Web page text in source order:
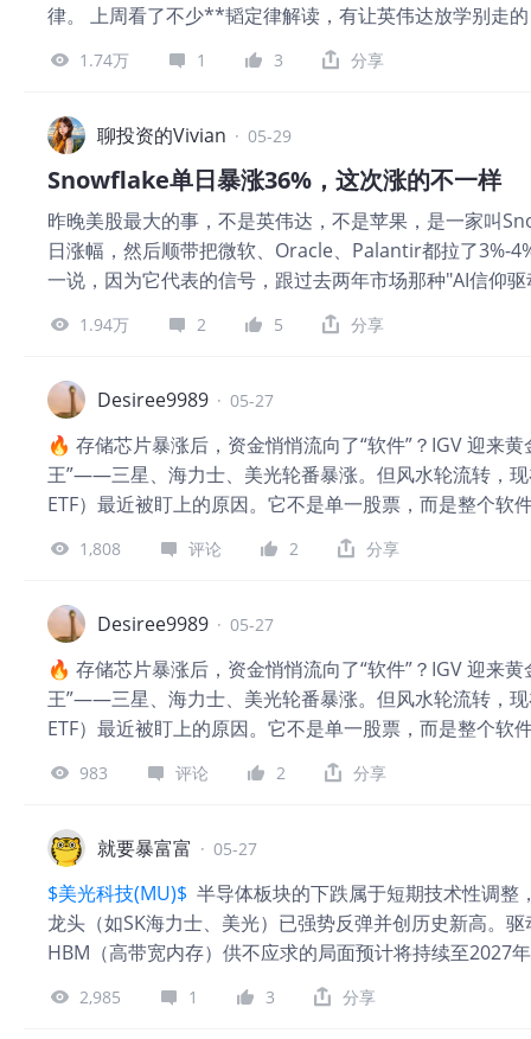
律。 上周看了不少**韬定律解读，有让英伟达放学别走
了不少研报，总体评价，这算是中国硬件版的
奥尔施塔特之战。按单兵体能与训练看，普鲁士军队是
军的优势是整体协同，军队在穿越不同地形时，能快速
作战的军，可以快速展开散兵，像蜂群一样缠住突然出
而且能不断变换队形，应对地形和敌情的不断变化。结
破仑军队的优势越大。 战斗过程是18万法军依靠超强的
了普军的侧翼，把普军挤进萨勒河的死角里，全部歼灭
我们，**只能被迫在成熟制程找机会。堆叠不是新概念
片之间堆乐高，单个芯片内部还是二维布线。而**的“逻
成熟制程能做到，单个芯片够大。 **很难，单卡算力在
下，踩进土里，活埋了三年，才发现，**是颗种子，生
从单项追不上，变成比拼铁人三项。改比赛项目了。国
1.74万 1 3 分享
聊投资的Vivian · 05-29
Snowflake单日暴涨36%，这次涨的不一样
昨晚美股最大的事，不是英伟达，不是苹果，是一家叫
日涨幅，然后顺带把微软、Oracle、Palantir都拉了3%-
一说，因为它代表的信号，跟过去两年市场那种"AI信仰
总营收13.9亿美元，超预期的13.2亿。EPS 0.39，也超
五年大单——60亿美元，Graviton算力和AI基础设施，
一直有个问题没答——这些算力最终有没有人真的在用？
只是买GPU放着。 这是AI投资周期的一个阶段转变——
后，估值已经不便宜了，市销率在业内本来就偏高，这
来也会很猛。没在底部的，真的不用追。 那个60亿大单
清楚。五年协议平均一年12亿，合同承诺不等于收入，
1.94万 2 5 分享
Desiree9989 · 05-27
🔥 存储芯片暴涨后，资金悄悄流向了“软件”？IGV 迎来
王”——三星、海力士、美光轮番暴涨。但风水轮流转，
ETF）最近被盯上的原因。它不是单一股票，而是整个软
立，以及 IGV 现在是不是上车的好时机。 👇 三大干货
DDR4 到 DDR5，从 2D NAND 到 3D NAND，性能翻
是大概率事件。 2️⃣ AI 从“算力层”走向“应用层” 英伟达
它们都是 AI 软件的核心玩家。 → 结论：AI 的下一站是
值已被炒到高位，而软件板块经历了两年的调整，估值
IGV 正好卡在这个节点。 → 结论：估值差 + 资金轮动 =
阻力位，放量突破则加仓，缩量回调则观望。 • 中线：
1,808 评论 2 分享
Desiree9989 · 05-27
🔥 存储芯片暴涨后，资金悄悄流向了“软件”？IGV 迎来
王”——三星、海力士、美光轮番暴涨。但风水轮流转，
ETF）最近被盯上的原因。它不是单一股票，而是整个软
立，以及 IGV 现在是不是上车的好时机。 👇 三大干货
DDR4 到 DDR5，从 2D NAND 到 3D NAND，性能翻
是大概率事件。 2️⃣ AI 从“算力层”走向“应用层” 英伟达
它们都是 AI 软件的核心玩家。 → 结论：AI 的下一站是软
值已被炒到高位，而软件板块经历了两年的调整，估值
IGV 正好卡在这个节点。 → 结论：估值差 + 资金轮动 =
阻力位，放量突破则加仓，缩量回调则观望。 • 中线：
983 评论 2 分享
就要暴富富 · 05-27
$美光科技(MU)$ 半导体板块的下跌属于短期技术性调
龙头（如SK海力士、美光）已强势反弹并创历史新高
HBM（高带宽内存）供不应求的局面预计将持续至2027
势未变，深度回调反而是布局机会。 软件股近期表现疲
IGV（iShares扩展科技软件ETF）年内跌幅显著。然而
2,985 1 3 分享